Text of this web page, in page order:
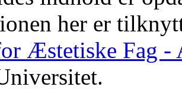
her er
Æstetiske Fag -